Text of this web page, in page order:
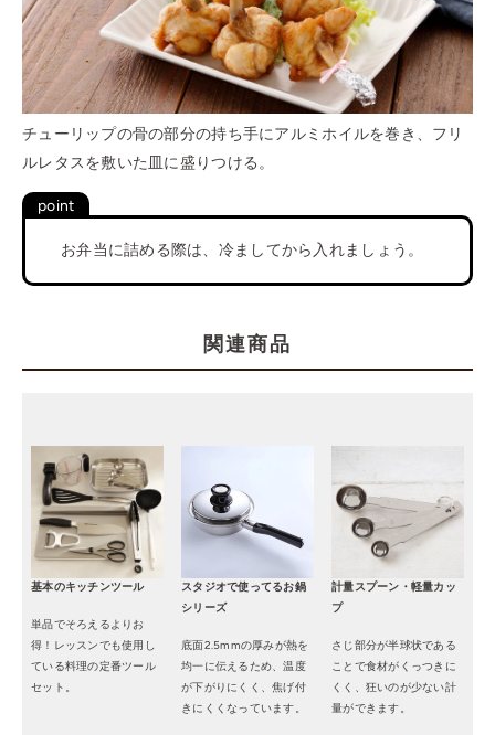
チューリップの骨の部分の持ち手にアルミホイルを巻き、フリ
ルレタスを敷いた皿に盛りつける。
お弁当に詰める際は、冷ましてから入れましょう。
関連商品
基本のキッチンツール
単品でそろえるよりお
得！レッスンでも使用し
ている料理の定番ツール
セット。
スタジオで使ってるお鍋
シリーズ
底面2.5mmの厚みが熱を
均一に伝えるため、温度
が下がりにくく、焦げ付
きにくくなっています。
計量スプーン・軽量カッ
プ
さじ部分が半球状である
ことで食材がくっつきに
くく、狂いのが少ない計
量ができます。